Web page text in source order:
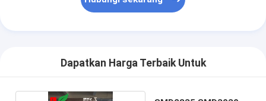
Dapatkan Harga Terbaik Untuk